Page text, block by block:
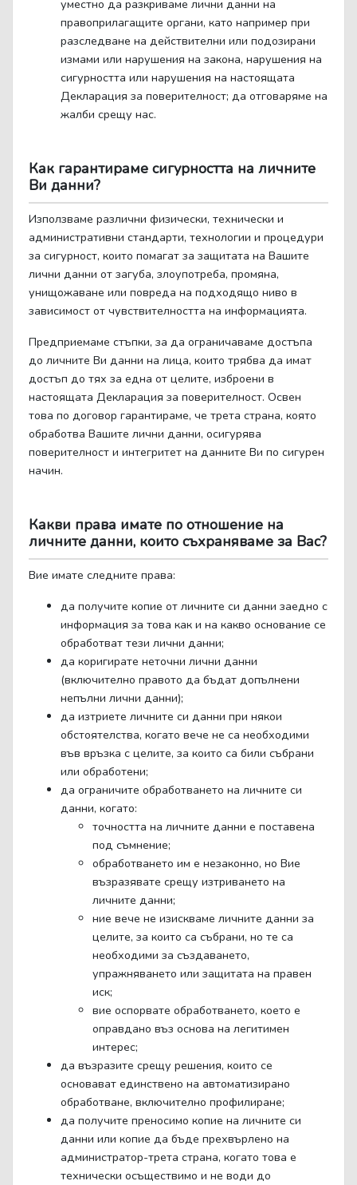
уместно да разкриваме лични данни на
правоприлагащите органи, като например при
разследване на действителни или подозирани
измами или нарушения на закона, нарушения на
сигурността или нарушения на настоящата
Декларация за поверителност; да отговаряме на
жалби срещу нас.
Как гарантираме сигурността на личните
Ви данни?
Използваме различни физически, технически и
административни стандарти, технологии и процедури
за сигурност, които помагат за защитата на Вашите
лични данни от загуба, злоупотреба, промяна,
унищожаване или повреда на подходящо ниво в
зависимост от чувствителността на информацията.
Предприемаме стъпки, за да ограничаваме достъпа
до личните Ви данни на лица, които трябва да имат
достъп до тях за една от целите, изброени в
настоящата Декларация за поверителност. Освен
това по договор гарантираме, че трета страна, която
обработва Вашите лични данни, осигурява
поверителност и интегритет на данните Ви по сигурен
начин.
Какви права имате по отношение на
личните данни, които съхраняваме за Вас?
Вие имате следните права:
да получите копие от личните си данни заедно с
информация за това как и на какво основание се
обработват тези лични данни;
да коригирате неточни лични данни
(включително правото да бъдат допълнени
непълни лични данни);
да изтриете личните си данни при някои
обстоятелства, когато вече не са необходими
във връзка с целите, за които са били събрани
или обработени;
да ограничите обработването на личните си
данни, когато:
точността на личните данни е поставена
под съмнение;
обработването им е незаконно, но Вие
възразявате срещу изтриването на
личните данни;
ние вече не изискваме личните данни за
целите, за които са събрани, но те са
необходими за създаването,
упражняването или защитата на правен
иск;
вие оспорвате обработването, което е
оправдано въз основа на легитимен
интерес;
да възразите срещу решения, които се
основават единствено на автоматизирано
обработване, включително профилиране;
да получите преносимо копие на личните си
данни или копие да бъде прехвърлено на
администратор-трета страна, когато това е
технически осъществимо и не води до